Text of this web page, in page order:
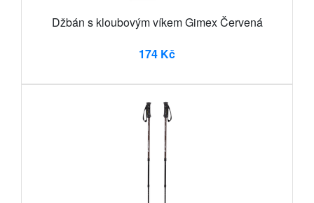
Džbán s kloubovým víkem Gimex Červená
174 Kč